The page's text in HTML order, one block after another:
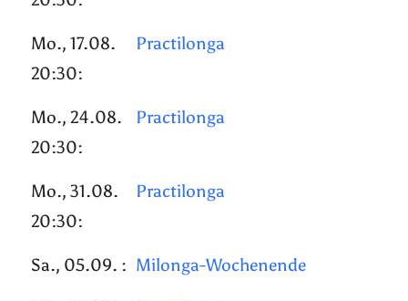
Mo., 17.08.
20:30:
Practilonga
Mo., 24.08.
20:30:
Practilonga
Mo., 31.08.
20:30:
Practilonga
Sa., 05.09. : Milonga-Wochenende